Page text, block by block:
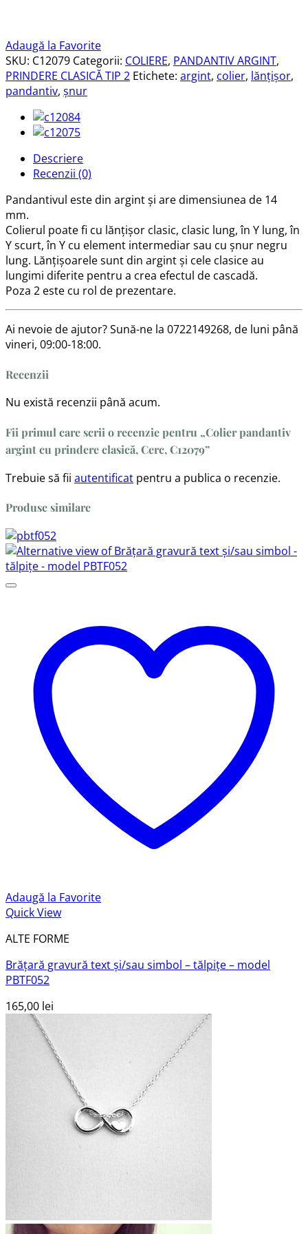
Adaugă la Favorite
SKU: C12079 Categorii: COLIERE, PANDANTIV ARGINT,
PRINDERE CLASICĂ TIP 2 Etichete: argint, colier, lănțișor,
pandantiv, șnur
Descriere
Recenzii (0)
Pandantivul este din argint și are dimensiunea de 14
mm.
Colierul poate fi cu lănțișor clasic, clasic lung, în Y lung, în
Y scurt, în Y cu element intermediar sau cu șnur negru
lung. Lănțișoarele sunt din argint și cele clasice au
lungimi diferite pentru a crea efectul de cascadă.
Poza 2 este cu rol de prezentare.
Ai nevoie de ajutor? Sună-ne la 0722149268, de luni până
vineri, 09:00-18:00.
Recenzii
Nu există recenzii până acum.
Fii primul care scrii o recenzie pentru „Colier pandantiv
argint cu prindere clasică, Cerc, C12079”
Trebuie să fii autentificat pentru a publica o recenzie.
Produse similare
Adaugă la Favorite
Quick View
ALTE FORME
Brățară gravură text și/sau simbol – tălpițe – model
PBTF052
165,00 lei